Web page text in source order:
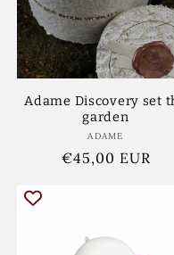
Adame Discovery set
garden
Ponudnik:
ADAME
Redna
€45,00 EUR